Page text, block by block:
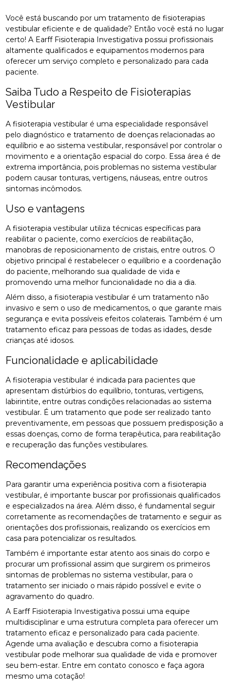
Você está buscando por um tratamento de fisioterapias
vestibular eficiente e de qualidade? Então você está no lugar
certo! A Earff Fisioterapia Investigativa possui profissionais
altamente qualificados e equipamentos modernos para
oferecer um serviço completo e personalizado para cada
paciente.
Saiba Tudo a Respeito de Fisioterapias
Vestibular
A fisioterapia vestibular é uma especialidade responsável
pelo diagnóstico e tratamento de doenças relacionadas ao
equilíbrio e ao sistema vestibular, responsável por controlar o
movimento e a orientação espacial do corpo. Essa área é de
extrema importância, pois problemas no sistema vestibular
podem causar tonturas, vertigens, náuseas, entre outros
sintomas incômodos.
Uso e vantagens
A fisioterapia vestibular utiliza técnicas específicas para
reabilitar o paciente, como exercícios de reabilitação,
manobras de reposicionamento de cristais, entre outros. O
objetivo principal é restabelecer o equilíbrio e a coordenação
do paciente, melhorando sua qualidade de vida e
promovendo uma melhor funcionalidade no dia a dia.
Além disso, a fisioterapia vestibular é um tratamento não
invasivo e sem o uso de medicamentos, o que garante mais
segurança e evita possíveis efeitos colaterais. Também é um
tratamento eficaz para pessoas de todas as idades, desde
crianças até idosos.
Funcionalidade e aplicabilidade
A fisioterapia vestibular é indicada para pacientes que
apresentam distúrbios do equilíbrio, tonturas, vertigens,
labirintite, entre outras condições relacionadas ao sistema
vestibular. É um tratamento que pode ser realizado tanto
preventivamente, em pessoas que possuem predisposição a
essas doenças, como de forma terapêutica, para reabilitação
e recuperação das funções vestibulares.
Recomendações
Para garantir uma experiência positiva com a fisioterapia
vestibular, é importante buscar por profissionais qualificados
e especializados na área. Além disso, é fundamental seguir
corretamente as recomendações de tratamento e seguir as
orientações dos profissionais, realizando os exercícios em
casa para potencializar os resultados.
Também é importante estar atento aos sinais do corpo e
procurar um profissional assim que surgirem os primeiros
sintomas de problemas no sistema vestibular, para o
tratamento ser iniciado o mais rápido possível e evite o
agravamento do quadro.
A Earff Fisioterapia Investigativa possui uma equipe
multidisciplinar e uma estrutura completa para oferecer um
tratamento eficaz e personalizado para cada paciente.
Agende uma avaliação e descubra como a fisioterapia
vestibular pode melhorar sua qualidade de vida e promover
seu bem-estar. Entre em contato conosco e faça agora
mesmo uma cotação!